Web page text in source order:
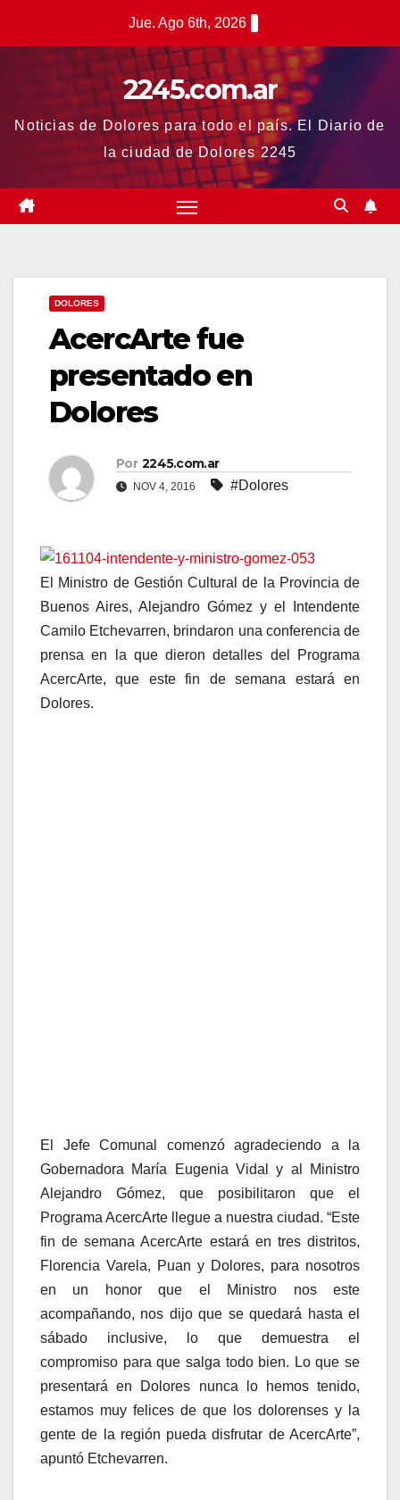
Jue. Ago 6th, 2026
2245.com.ar
Noticias de Dolores para todo el país. El Diario de
la ciudad de Dolores 2245
DOLORES
AcercArte fue
presentado en
Dolores
Por 2245.com.ar
NOV 4, 2016 #Dolores
El Ministro de Gestión Cultural de la Provincia de
Buenos Aires, Alejandro Gómez y el Intendente
Camilo Etchevarren, brindaron una conferencia de
prensa en la que dieron detalles del Programa
AcercArte, que este fin de semana estará en
Dolores.
El Jefe Comunal comenzó agradeciendo a la
Gobernadora María Eugenia Vidal y al Ministro
Alejandro Gómez, que posibilitaron que el
Programa AcercArte llegue a nuestra ciudad. “Este
fin de semana AcercArte estará en tres distritos,
Florencia Varela, Puan y Dolores, para nosotros
en un honor que el Ministro nos este
acompañando, nos dijo que se quedará hasta el
sábado inclusive, lo que demuestra el
compromiso para que salga todo bien. Lo que se
presentará en Dolores nunca lo hemos tenido,
estamos muy felices de que los dolorenses y la
gente de la región pueda disfrutar de AcercArte”,
apuntó Etchevarren.